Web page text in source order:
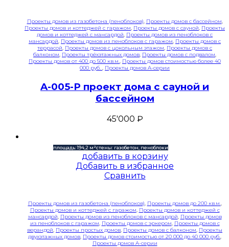
Проекты домов из газобетона (пеноблоков), Проекты домов с бассейном,
Проекты домов и коттеджей с гаражом, Проекты домов с сауной, Проекты
домов и коттеджей с мансардой, Проекты домов из пеноблоков с
мансардой, Проекты домов из пеноблоков с гаражом, Проекты домов с
террасой, Проекты домов с цокольным этажом, Проекты домов с
балконом, Проекты трёхэтажных домов, Проекты домов с подвалом,
Проекты домов от 400 до 500 кв.м., Проекты домов стоимостью более 40
000 руб. , Проекты домов A-серии
A-005-P проект дома с сауной и
бассейном
45'000 ₽
площадь: 194,2 м²стены: газобетон, пеноблоки
добавить в корзину
Добавить в избранное
Сравнить
Проекты домов из газобетона (пеноблоков), Проекты домов до 200 кв.м.,
Проекты домов и коттеджей с гаражом, Проекты домов и коттеджей с
мансардой, Проекты домов из пеноблоков с мансардой, Проекты домов
из пеноблоков с гаражом, Проекты домов с эркером, Проекты домов с
верандой, Проекты простых домов, Проекты домов с балконом, Проекты
двухэтажных домов, Проекты домов стоимостью от 20 000 до 40 000 руб.,
Проекты домов A-серии